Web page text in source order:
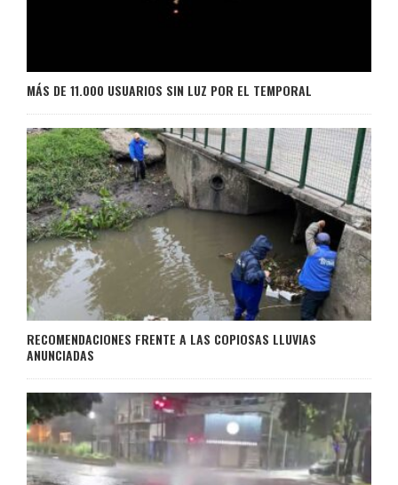
MÁS DE 11.000 USUARIOS SIN LUZ POR EL TEMPORAL
RECOMENDACIONES FRENTE A LAS COPIOSAS LLUVIAS
ANUNCIADAS